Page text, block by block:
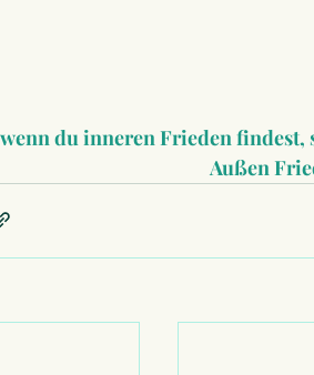
du inneren Frieden
Außen